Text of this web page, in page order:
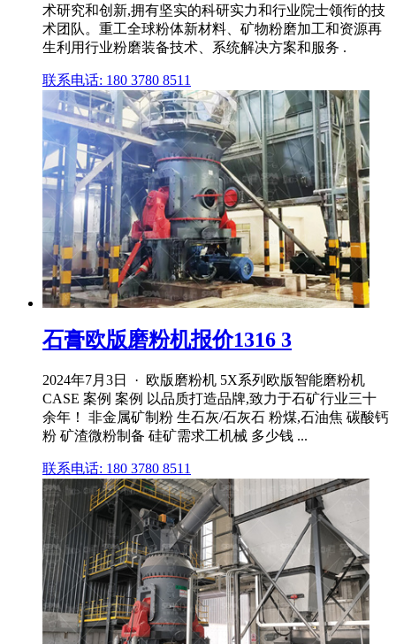
术研究和创新,拥有坚实的科研实力和行业院士领衔的技
术团队。重工全球粉体新材料、矿物粉磨加工和资源再
生利用行业粉磨装备技术、系统解决方案和服务 .
联系电话: 180 3780 8511
石膏欧版磨粉机报价1316 3
2024年7月3日 · 欧版磨粉机 5X系列欧版智能磨粉机
CASE 案例 案例 以品质打造品牌,致力于石矿行业三十
余年！ 非金属矿制粉 生石灰/石灰石 粉煤,石油焦 碳酸钙
粉 矿渣微粉制备 硅矿需求工机械 多少钱 ...
联系电话: 180 3780 8511